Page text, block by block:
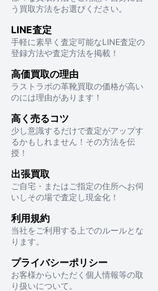
う買取方法をお選びください。
LINE査定
手軽に素早く査定可能なLINE査定の
登録方法や査定方法を掲載！
高価買取の理由
ラストラボの革靴買取の価格が高い
のには理由があります！
高く売るコツ
少し意識するだけで査定がアップす
るかもしれません！その方法を伝
授！
出張買取
ご自宅・またはご指定の住所へお伺
いしその場で査定し現金化！
利用規約
当社をご利用する上でのルールとな
ります。
プライバシーポリシー
お客様からいただく個人情報等の取
り扱いについて。